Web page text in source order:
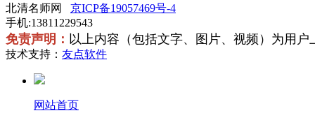
北清名师网 京ICP备19057469号-4
手机:13811229543
免责声明： 以上内容（包括文字、图片、视频）为用
技术支持： 友点软件
网站首页